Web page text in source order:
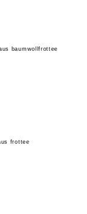
baumwollfrottee
frottee